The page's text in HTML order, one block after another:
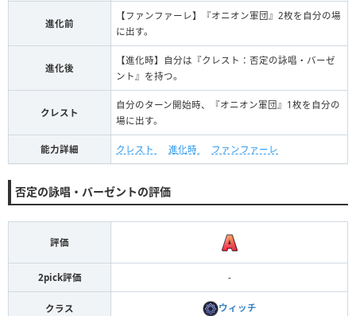
進化前
【ファンファーレ】『オニオン軍団』2枚を自分の場
に出す。
進化後
【進化時】自分は『クレスト：否定の詠唱・バーゼ
ント』を持つ。
クレスト
自分のターン開始時、『オニオン軍団』1枚を自分の
場に出す。
能力詳細 クレスト 進化時 ファンファーレ
否定の詠唱・バーゼントの評価
評価
2pick評価 -
クラス ウィッチ